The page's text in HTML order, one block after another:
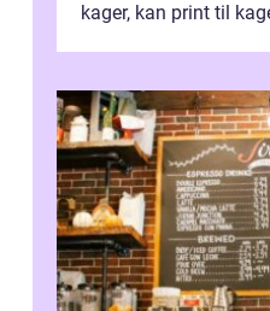
kager, kan print til